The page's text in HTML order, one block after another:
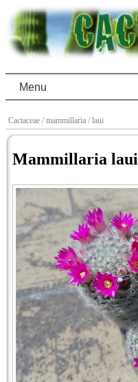
Menu
Cactaceae / mammillaria / laui
Mammillaria laui